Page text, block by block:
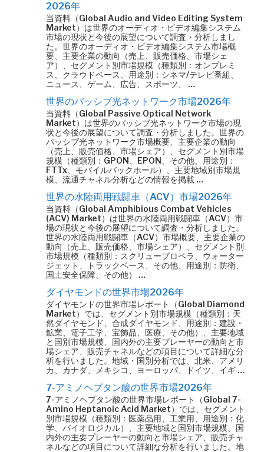
2026年
当資料（Global Audio and Video Editing System
Market）は世界のオーディオ・ビデオ編集システム
市場の現状と今後の展望について調査・分析しまし
た。世界のオーディオ・ビデオ編集システム市場概
要、主要企業の動向（売上、販売価格、市場シェ
ア）、セグメント別市場規模（種類別：オンプレミ
ス、クラウドベース、用途別：シネマ/テレビ番組、
ニュース、ゲーム、広告、スポーツ、 …
世界のパッシブ光ネットワーク市場2026年
当資料（Global Passive Optical Network
Market）は世界のパッシブ光ネットワーク市場の現
状と今後の展望について調査・分析しました。世界の
パッシブ光ネットワーク市場概要、主要企業の動向
（売上、販売価格、市場シェア）、セグメント別市場
規模（種類別：GPON、EPON、その他、用途別：
FTTx、モバイルバックホール）、主要地域別市場規
模、流通チャネル分析などの情報を掲載 …
世界の水陸両用戦闘車（ACV）市場2026年
当資料（Global Amphibious Combat Vehicles
(ACV) Market）は世界の水陸両用戦闘車（ACV）市
場の現状と今後の展望について調査・分析しました。
世界の水陸両用戦闘車（ACV）市場概要、主要企業の
動向（売上、販売価格、市場シェア）、セグメント別
市場規模（種類別：スクリュープロペラ、ウォーター
ジェット、トラックベース、その他、用途別：防衛、
国土安全保障、その他） …
ダイヤモンドの世界市場2026年
ダイヤモンドの世界市場レポート（Global Diamond
Market）では、セグメント別市場規模（種類別：天
然ダイヤモンド、合成ダイヤモンド、用途別：建設・
鉱業、電子工学、宝飾品、医療、その他）、主要地域
と国別市場規模、国内外の主要プレーヤーの動向と市
場シェア、販売チャネルなどの項目について詳細な分
析を行いました。地域・国別分析では、北米、アメリ
カ、カナダ、メキシコ、ヨーロッパ、ドイツ、イギ …
7-アミノヘプタン酸の世界市場2026年
7-アミノヘプタン酸の世界市場レポート（Global 7-
Amino Heptanoic Acid Market）では、セグメント
別市場規模（種類別：医薬品用、工業用、用途別：化
学、バイオロジカル）、主要地域と国別市場規模、国
内外の主要プレーヤーの動向と市場シェア、販売チャ
ネルなどの項目について詳細な分析を行いました。地